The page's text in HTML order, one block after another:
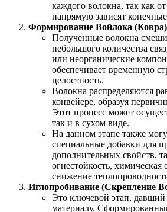
каждого волокна, так как
напрямую зависят
Формирование Войлока
Полученные волокна
небольшого количества
или неорганические
обеспечивает временную
целостность.
Волокна распределяются
конвейере, образуя
Этот процесс может
так и в сухом виде.
На данном этапе также
специальные добавки для
дополнительных свойств,
огнестойкость, химическая
снижение
Иглопробивание (Скрепление
Это ключевой этап, давший
материалу.